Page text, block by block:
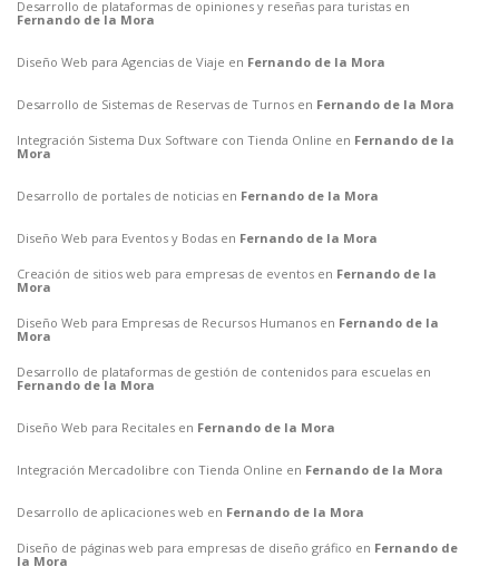
Desarrollo de plataformas de opiniones y reseñas para turistas en
Fernando de la Mora
Diseño Web para Agencias de Viaje en Fernando de la Mora
Desarrollo de Sistemas de Reservas de Turnos en Fernando de la Mora
Integración Sistema Dux Software con Tienda Online en Fernando de la
Mora
Desarrollo de portales de noticias en Fernando de la Mora
Diseño Web para Eventos y Bodas en Fernando de la Mora
Creación de sitios web para empresas de eventos en Fernando de la
Mora
Diseño Web para Empresas de Recursos Humanos en Fernando de la
Mora
Desarrollo de plataformas de gestión de contenidos para escuelas en
Fernando de la Mora
Diseño Web para Recitales en Fernando de la Mora
Integración Mercadolibre con Tienda Online en Fernando de la Mora
Desarrollo de aplicaciones web en Fernando de la Mora
Diseño de páginas web para empresas de diseño gráfico en Fernando de
la Mora